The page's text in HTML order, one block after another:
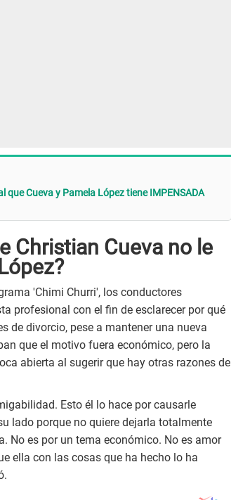
que Cueva y Pamela López tiene IMPENSADA
Christian Cueva no le
'Chimi Churri', los conductores
profesional con el fin de esclarecer por qué
de divorcio, pese a mantener una nueva
que el motivo fuera económico, pero la
abierta al sugerir que hay otras razones de
Esto él lo hace por causarle
lado porque no quiere dejarla totalmente
No es por un tema económico. No es amor
ella con las cosas que ha hecho lo ha